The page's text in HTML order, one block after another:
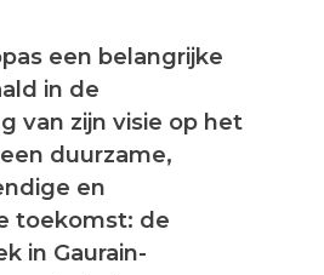
een belangrijke
in de
van zijn visie op het
duurzame,
en
toekomst: de
in Gaurain-